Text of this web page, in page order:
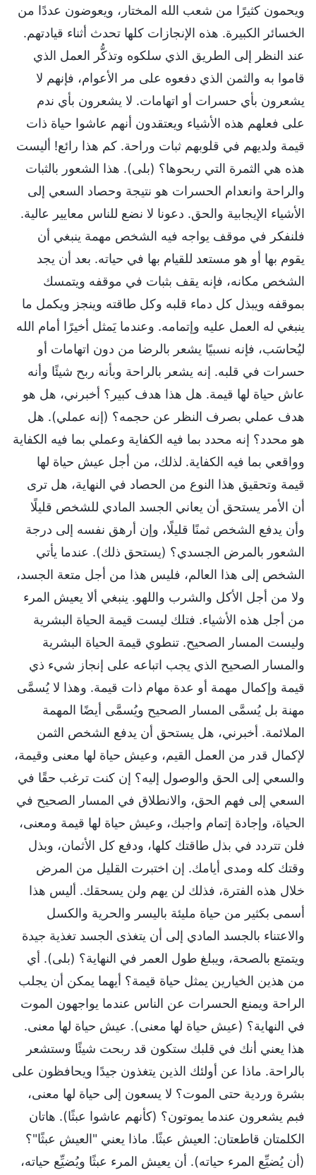
ويحمون كثيرًا من شعب الله المختار، ويعوضون عددًا من
الخسائر الكبيرة. هذه الإنجازات كلها تحدث أثناء قيادتهم.
عند النظر إلى الطريق الذي سلكوه وتذكُّر العمل الذي
قاموا به والثمن الذي دفعوه على مر الأعوام، فإنهم لا
يشعرون بأي حسرات أو اتهامات. لا يشعرون بأي ندم
على فعلهم هذه الأشياء ويعتقدون أنهم عاشوا حياة ذات
قيمة ولديهم في قلوبهم ثبات وراحة. كم هذا رائع! أليست
هذه هي الثمرة التي ربحوها؟ (بلى). هذا الشعور بالثبات
والراحة وانعدام الحسرات هو نتيجة وحصاد السعي إلى
الأشياء الإيجابية والحق. دعونا لا نضع للناس معايير عالية.
فلنفكر في موقف يواجه فيه الشخص مهمة ينبغي أن
يقوم بها أو هو مستعد للقيام بها في حياته. بعد أن يجد
الشخص مكانه، فإنه يقف بثبات في موقفه ويتمسك
بموقفه ويبذل كل دماء قلبه وكل طاقته وينجز ويكمل ما
ينبغي له العمل عليه وإتمامه. وعندما يَمثل أخيرًا أمام الله
ليُحاسَب، فإنه نسبيًا يشعر بالرضا من دون اتهامات أو
حسرات في قلبه. إنه يشعر بالراحة وبأنه ربح شيئًا وأنه
عاش حياة لها قيمة. هل هذا هدف كبير؟ أخبرني، هل هو
هدف عملي بصرف النظر عن حجمه؟ (إنه عملي). هل
هو محدد؟ إنه محدد بما فيه الكفاية وعملي بما فيه الكفاية
وواقعي بما فيه الكفاية. لذلك، من أجل عيش حياة لها
قيمة وتحقيق هذا النوع من الحصاد في النهاية، هل ترى
أن الأمر يستحق أن يعاني الجسد المادي للشخص قليلًا
وأن يدفع الشخص ثمنًا قليلًا، وإن أرهق نفسه إلى درجة
الشعور بالمرض الجسدي؟ (يستحق ذلك). عندما يأتي
الشخص إلى هذا العالم، فليس هذا من أجل متعة الجسد،
ولا من أجل الأكل والشرب واللهو. ينبغي ألا يعيش المرء
من أجل هذه الأشياء. فتلك ليست قيمة الحياة البشرية
وليست المسار الصحيح. تنطوي قيمة الحياة البشرية
والمسار الصحيح الذي يجب اتباعه على إنجاز شيء ذي
قيمة وإكمال مهمة أو عدة مهام ذات قيمة. وهذا لا يُسمَّى
مهنة بل يُسمَّى المسار الصحيح ويُسمَّى أيضًا المهمة
الملائمة. أخبرني، هل يستحق أن يدفع الشخص الثمن
لإكمال قدر من العمل القيم، وعيش حياة لها معنى وقيمة،
والسعي إلى الحق والوصول إليه؟ إن كنت ترغب حقًا في
السعي إلى فهم الحق، والانطلاق في المسار الصحيح في
الحياة، وإجادة إتمام واجبك، وعيش حياة لها قيمة ومعنى،
فلن تتردد في بذل طاقتك كلها، ودفع كل الأثمان، وبذل
وقتك كله ومدى أيامك. إن اختبرت القليل من المرض
خلال هذه الفترة، فذلك لن يهم ولن يسحقك. أليس هذا
أسمى بكثير من حياة مليئة باليسر والحرية والكسل
والاعتناء بالجسد المادي إلى أن يتغذى الجسد تغذية جيدة
ويتمتع بالصحة، ويبلغ طول العمر في النهاية؟ (بلى). أي
من هذين الخيارين يمثل حياة قيمة؟ أيهما يمكن أن يجلب
الراحة ويمنع الحسرات عن الناس عندما يواجهون الموت
في النهاية؟ (عيش حياة لها معنى). عيش حياة لها معنى.
هذا يعني أنك في قلبك ستكون قد ربحت شيئًا وستشعر
بالراحة. ماذا عن أولئك الذين يتغذون جيدًا ويحافظون على
بشرة وردية حتى الموت؟ لا يسعون إلى حياة لها معنى،
فبم يشعرون عندما يموتون؟ (كأنهم عاشوا عبثًا). هاتان
الكلمتان قاطعتان: العيش عبثًا. ماذا يعني "العيش عبثًا"؟
(أن يُضيِّع المرء حياته). أن يعيش المرء عبثًا ويُضيِّع حياته،